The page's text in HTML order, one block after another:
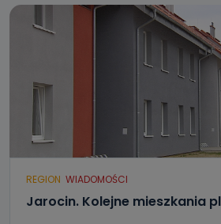
REGION WIADOMOŚCI
Jarocin. Kolejne mieszkania